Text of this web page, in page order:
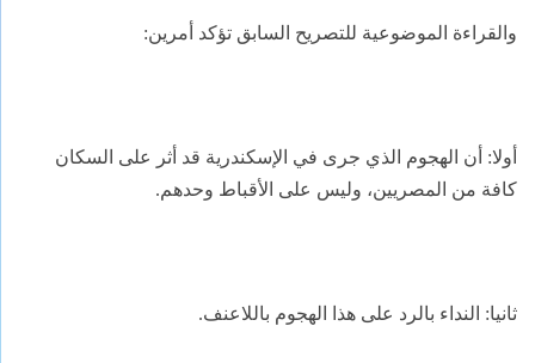
والقراءة الموضوعية للتصريح السابق تؤكد أمرين:
أولا: أن الهجوم الذي جرى في الإسكندرية قد أثر على السكان
كافة من المصريين، وليس على الأقباط وحدهم.
ثانيا: النداء بالرد على هذا الهجوم باللاعنف.